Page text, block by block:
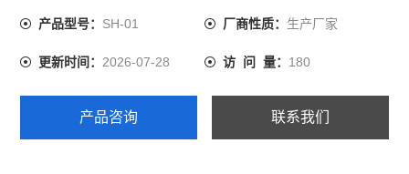
产品型号： SH-01 厂商性质： 生产厂家
更新时间：2026-07-28 访 问 量： 180
产品咨询 联系我们